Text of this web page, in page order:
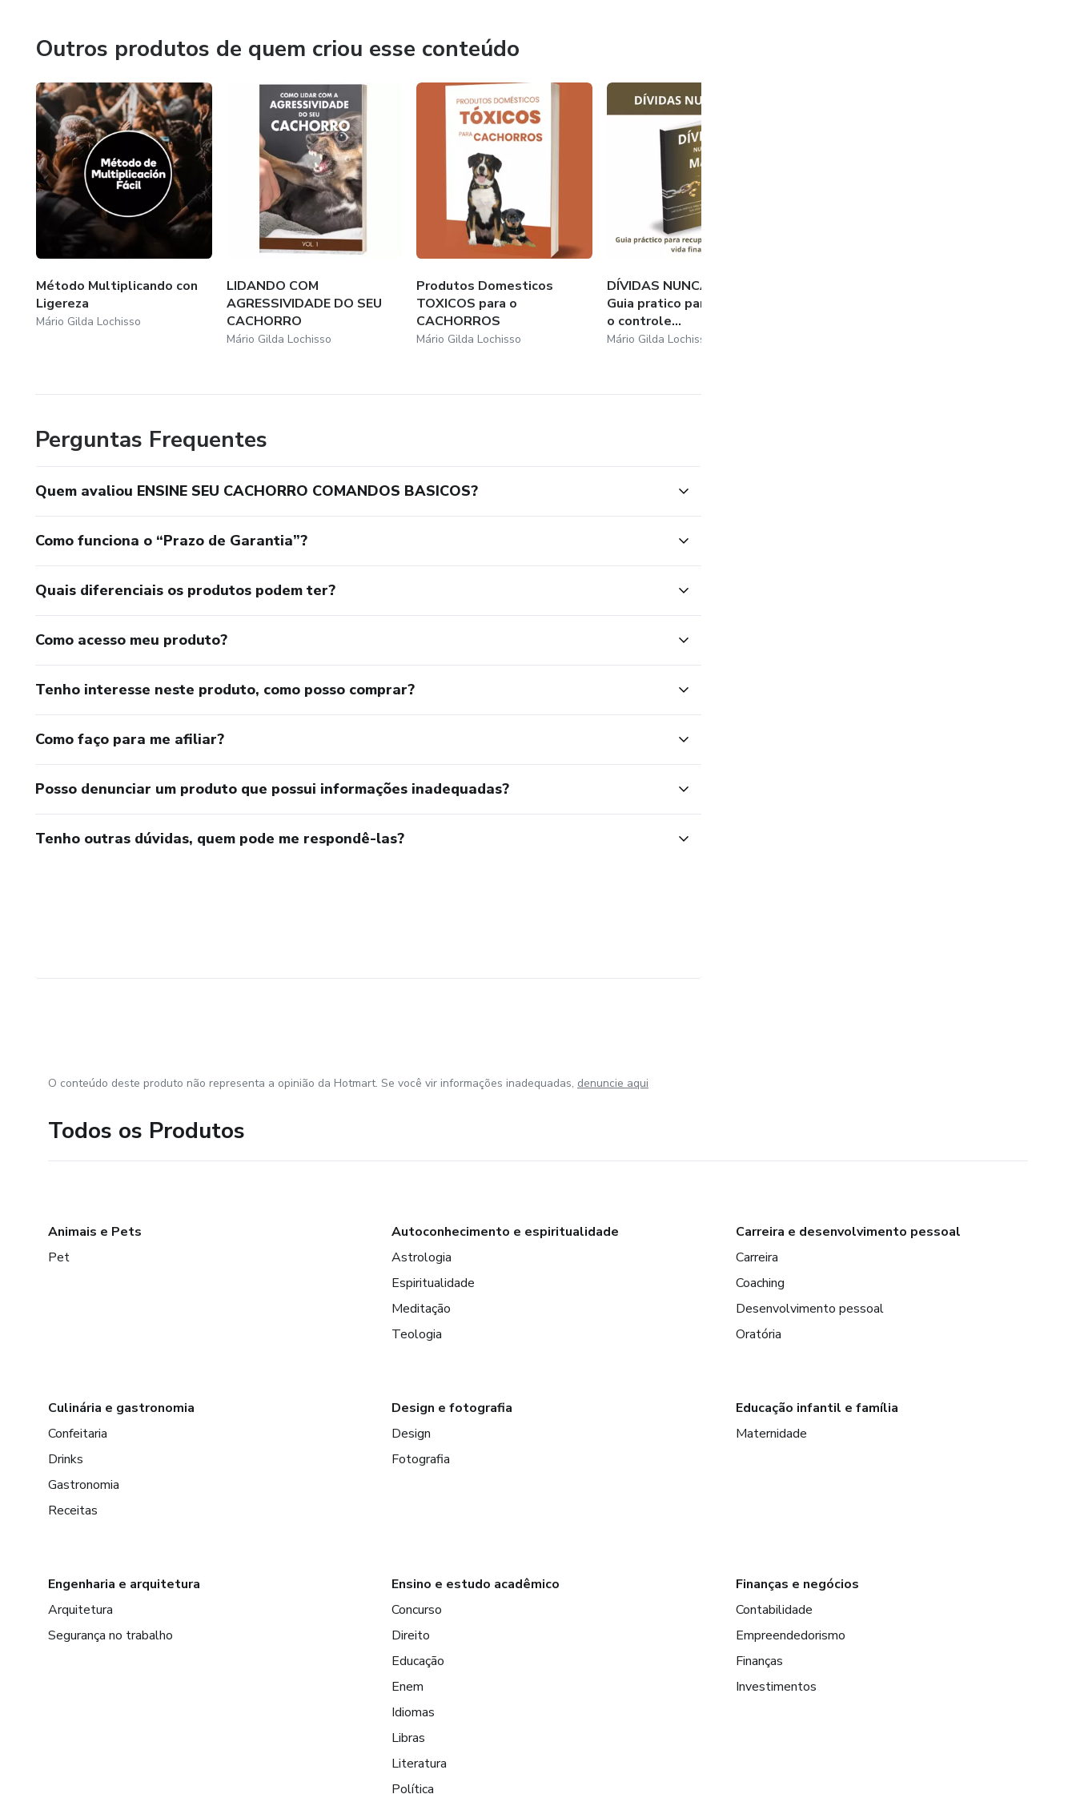
Meu propósito é claro: Ajudar de forma prática, quem tem grandes sonhos e poucos recursos.
Outros produtos de quem criou esse conteúdo
Método Multiplicando con
Ligereza
Mário Gilda Lochisso
LIDANDO COM
AGRESSIVIDADE DO SEU
CACHORRO
Mário Gilda Lochisso
Produtos Domesticos
TOXICOS para o
CACHORROS
Mário Gilda Lochisso
DÍVIDAS NUNCA MAIS -
Guia pratico para recuperar
o controle...
Mário Gilda Lochisso
Perguntas Frequentes
Quem avaliou ENSINE SEU CACHORRO COMANDOS BASICOS?
Como funciona o “Prazo de Garantia”?
Quais diferenciais os produtos podem ter?
Como acesso meu produto?
Tenho interesse neste produto, como posso comprar?
Como faço para me afiliar?
Posso denunciar um produto que possui informações inadequadas?
Tenho outras dúvidas, quem pode me respondê-las?
O conteúdo deste produto não representa a opinião da Hotmart. Se você vir informações inadequadas, denuncie aqui
Todos os Produtos
Animais e Pets
Pet
Autoconhecimento e espiritualidade
Astrologia
Espiritualidade
Meditação
Teologia
Carreira e desenvolvimento pessoal
Carreira
Coaching
Desenvolvimento pessoal
Oratória
Culinária e gastronomia
Confeitaria
Drinks
Gastronomia
Receitas
Design e fotografia
Design
Fotografia
Educação infantil e família
Maternidade
Engenharia e arquitetura
Arquitetura
Segurança no trabalho
Ensino e estudo acadêmico
Concurso
Direito
Educação
Enem
Idiomas
Libras
Literatura
Política
Finanças e negócios
Contabilidade
Empreendedorismo
Finanças
Investimentos